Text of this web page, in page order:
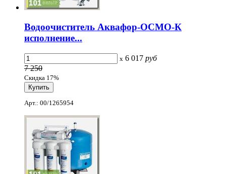
Водоочиститель Аквафор-ОСМО-К
исполнение...
x 6 017 руб
7 250
Скидка 17%
Арт.: 00/1265954